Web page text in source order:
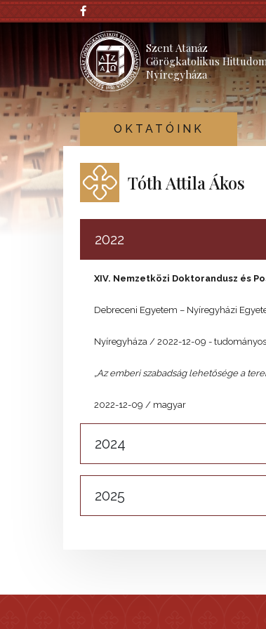
Szent Atanáz
Görögkatolikus
Nyíregyháza
OKTATÓINK
Tóth Attila Ákos
2022
XIV. Nemzetközi Doktorandusz és
Debreceni Egyetem – Nyíregyházi
Nyíregyháza / 2022-12-09 - tudományos
„Az emberi szabadság lehetősége a
2022-12-09 / magyar
2024
2025